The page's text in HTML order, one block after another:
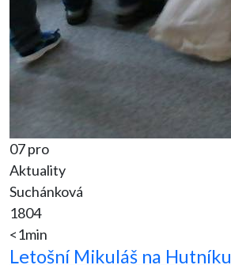
07 pro
Aktuality
Suchánková
1804
<1min
Letošní Mikuláš na Hutníku